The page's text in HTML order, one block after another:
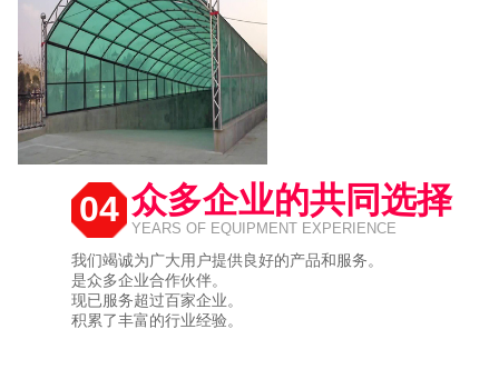
04 众多企业的共同选择
YEARS OF EQUIPMENT EXPERIENCE
我们竭诚为广大用户提供良好的产品和服务。
是众多企业合作伙伴。
现已服务超过百家企业。
积累了丰富的行业经验。